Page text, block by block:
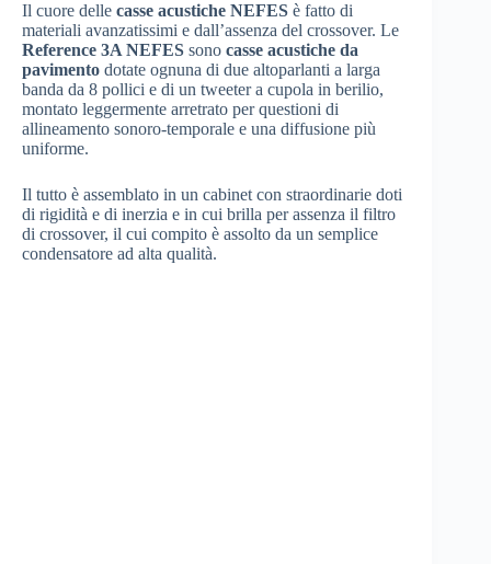
Il cuore delle casse acustiche NEFES è fatto di
materiali avanzatissimi e dall’assenza del crossover. Le
Reference 3A NEFES sono casse acustiche da
pavimento dotate ognuna di due altoparlanti a larga
banda da 8 pollici e di un tweeter a cupola in berilio,
montato leggermente arretrato per questioni di
allineamento sonoro-temporale e una diffusione più
uniforme.
Il tutto è assemblato in un cabinet con straordinarie doti
di rigidità e di inerzia e in cui brilla per assenza il filtro
di crossover, il cui compito è assolto da un semplice
condensatore ad alta qualità.